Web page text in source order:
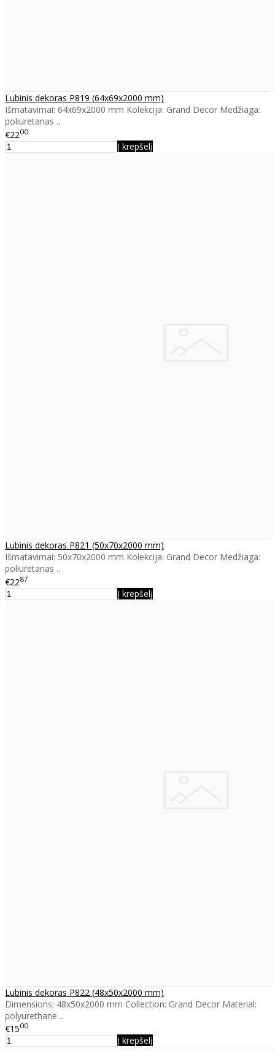
Lubinis dekoras P819 (64x69x2000 mm)
Išmatavimai: 64x69x2000 mm Kolekcija: Grand Decor Medžiaga:
poliuretanas ..
€2200
Į krepšelį
Lubinis dekoras P821 (50x70x2000 mm)
Išmatavimai: 50x70x2000 mm Kolekcija: Grand Decor Medžiaga:
poliuretanas ..
€2287
Į krepšelį
Lubinis dekoras P822 (48x50x2000 mm)
Dimensions: 48x50x2000 mm Collection: Grand Decor Material:
polyurethane ..
€1500
Į krepšelį